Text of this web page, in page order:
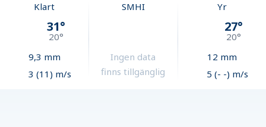
Klart
31°
20°
9,3 mm
3 (11) m/s
SMHI
Ingen data
finns tillgänglig
Yr
27°
20°
12 mm
5 (- -) m/s